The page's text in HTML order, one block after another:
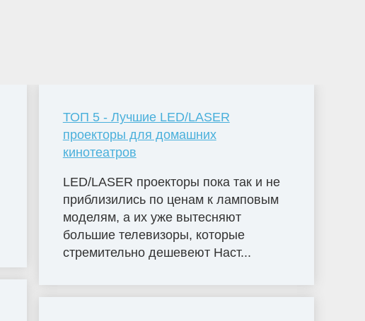
ТОП 5 - Лучшие LED/LASER
проекторы для домашних
кинотеатров
LED/LASER проекторы пока так и не
приблизились по ценам к ламповым
моделям, а их уже вытесняют
большие телевизоры, которые
стремительно дешевеют Наст...